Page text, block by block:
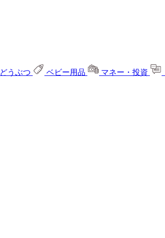
どうぶつ ベビー用品 マネー・投資